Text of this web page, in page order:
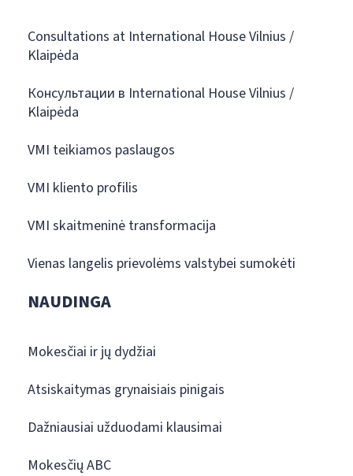
Consultations at International House Vilnius /
Klaipėda
Консультации в International House Vilnius /
Klaipėda
VMI teikiamos paslaugos
VMI kliento profilis
VMI skaitmeninė transformacija
Vienas langelis prievolėms valstybei sumokėti
NAUDINGA
Mokesčiai ir jų dydžiai
Atsiskaitymas grynaisiais pinigais
Dažniausiai užduodami klausimai
Mokesčių ABC